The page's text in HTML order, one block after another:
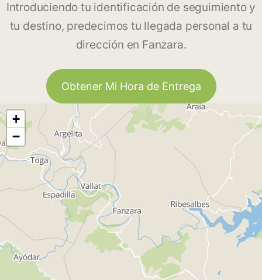
Introduciendo tu identificación de seguimiento y
tu destino, predecimos tu llegada personal a tu
dirección en Fanzara.
Obtener Mi Hora de Entrega
+
−